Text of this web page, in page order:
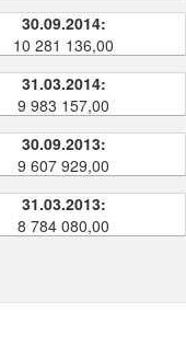
30.09.2014:
10 281 136,00
31.03.2014:
9 983 157,00
30.09.2013:
9 607 929,00
31.03.2013:
8 784 080,00